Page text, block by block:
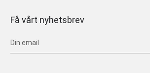
Få vårt nyhetsbrev